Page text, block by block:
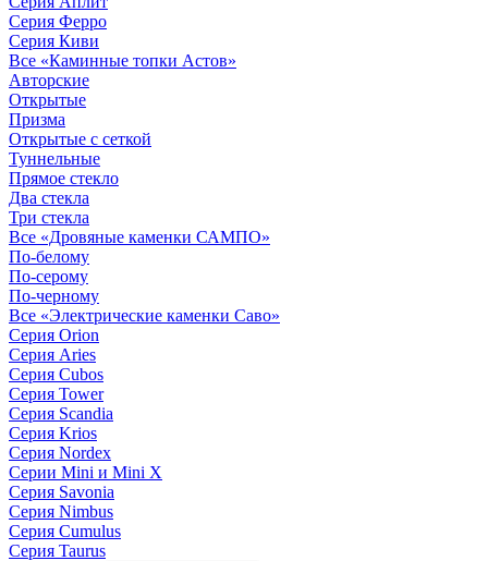
Серия Ферро
Серия Киви
Все «Каминные топки Астов»
Авторские
Открытые
Призма
Открытые с сеткой
Туннельные
Прямое стекло
Два стекла
Три стекла
Все «Дровяные каменки САМПО»
По-белому
По-серому
По-черному
Все «Электрические каменки Саво»
Серия Orion
Серия Aries
Серия Cubos
Серия Tower
Серия Scandia
Серия Krios
Серия Nordex
Серии Mini и Mini X
Серия Savonia
Серия Nimbus
Серия Cumulus
Серия Taurus